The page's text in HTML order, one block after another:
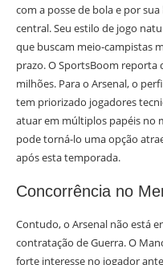
com a posse de bola e por
central. Seu estilo de jogo
que buscam meio-campistas
prazo. O SportsBoom reporta
milhões. Para o Arsenal, o
tem priorizado jogadores
atuar em múltiplos papéis no
pode torná-lo uma opção
após esta temporada.
Concorrência no
Contudo, o Arsenal não está
contratação de Guerra. O
forte interesse no jogador